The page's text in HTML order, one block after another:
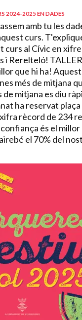
2024-2025 EN DADES
amb tu les
curs.
curs al Cívic en
i Rerelteló!
que hi ha!
més de mitjana
de mitjana es diu
ha reservat
rècord de 234
és el
el 70% del